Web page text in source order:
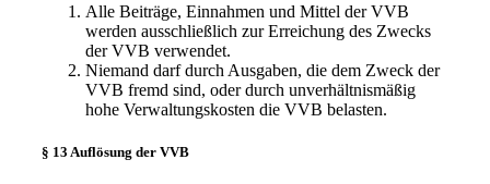
Alle Beiträge, Einnahmen und Mittel der VVB
werden ausschließlich zur Erreichung des Zwecks
der VVB verwendet.
Niemand darf durch Ausgaben, die dem Zweck der
VVB fremd sind, oder durch unverhältnismäßig
hohe Verwaltungskosten die VVB belasten.
§ 13 Auflösung der VVB